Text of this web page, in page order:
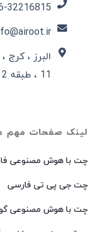
لینک صفحات مهم
چت با هوش مصنوعی
چت جی پی تی فارسی
چت با هوش مصنوعی
32216815​
البرز ، کرج
11 ، طبقه 2 ، واحد شرقی